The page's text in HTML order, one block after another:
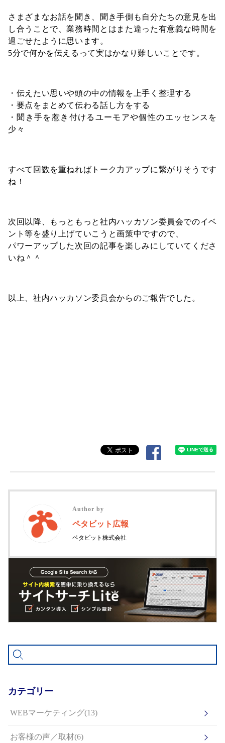
さまざまなお話を聞き、聞き手側も自分たちの意見を出
し合うことで、業務時間とはまた違った有意義な時間を
過ごせたように思います。
5分で何かを伝えるって実はかなり難しいことです。
・伝えたい思いや頭の中の情報を上手く整理する
・要点をまとめて伝わる話し方をする
・聞き手を惹き付けるユーモアや個性のエッセンスを
少々
すべて回数を重ねればトーク力アップに繋がりそうです
ね！
次回以降、もっともっと社内ハッカソン委員会でのイベ
ント等を盛り上げていこうと画策中ですので、
パワーアップした次回の記事を楽しみにしていてくださ
いね＾＾
以上、社内ハッカソン委員会からのご報告でした。
Author by
ペタビット広報
ペタビット株式会社
カテゴリー
WEBマーケティング(13)
お客様の声／取材(6)